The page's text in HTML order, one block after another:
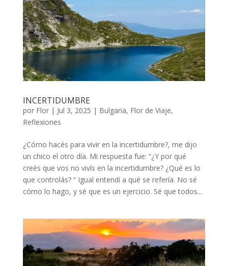
INCERTIDUMBRE
por Flor| Jul 3, 2025 | Bulgaria, Flor de Viaje,
Reflexiones
¿Cómo hacés para vivir en la incertidumbre?, me dijo
un chico el otro día. Mi respuesta fue: “¿Y por qué
creés que vos no vivís en la incertidumbre? ¿Qué es lo
que controlás? “ Igual entendí a qué se refería. No sé
cómo lo hago, y sé que es un ejercicio. Sé que todos...